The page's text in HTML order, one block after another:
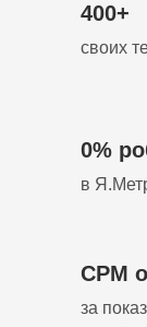
0%
в
400+
своих
СРМ
за